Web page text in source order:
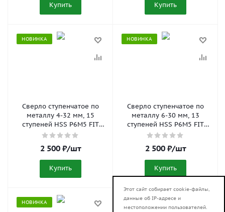
Купить Купить
НОВИНКА
Сверло ступенчатое по
металлу 4-32 мм, 15
ступеней HSS P6M5 FIT
36400
2 500₽/шт
Купить
НОВИНКА
Сверло ступенчатое по
металлу 6-30 мм, 13
ступеней HSS P6M5 FIT
36398
2 500₽/шт
Купить
НОВИНКА НОВИНКА
Этот сайт собирает cookie-файлы,
данные об IP-адресе и
местоположении пользователей.